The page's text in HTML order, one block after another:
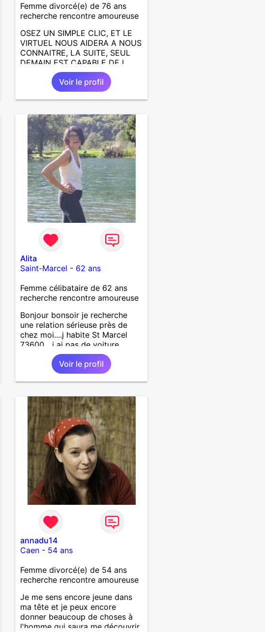
Femme divorcé(e) de 76 ans
recherche rencontre amoureuse
OSEZ UN SIMPLE CLIC, ET LE
VIRTUEL NOUS AIDERA A NOUS
CONNAITRE, LA SUITE, SEUL
DEMAIN EST CAPABLE DE L
ECRIRE; J AIMERAIS
RENCONTRER, LA COMPLICITE,
LE PARTAGE DES BELLES
CHOSES DE LA VIE : BALADES,
AILLEURS. ETRE A L ECOUTE
DE L AUTRE, ET LA VIE SERA
PLUS BELLE
ENCORE.....................
Voir le profil
Alita
Saint-Marcel - 62 ans
Femme célibataire de 62 ans
recherche rencontre amoureuse
Bonjour bonsoir je recherche
une relation sérieuse près de
chez moi....j habite St Marcel
73600....j ai pas de voiture
50km ... quelqu'un qui aurait
entre 55 et 64 ans...sans enfants
de préférence même adultes et
qui n aurait garder aucun
ex...si vous correspondez à ma
recherche ecrivez moi je vous
répondrai...
Voir le profil
annadu14
Caen - 54 ans
Femme divorcé(e) de 54 ans
recherche rencontre amoureuse
Je me sens encore jeune dans
ma tête et je peux encore
donner beaucoup de choses à
l'homme qui saura me découvrir.